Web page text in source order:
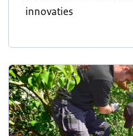
innovaties